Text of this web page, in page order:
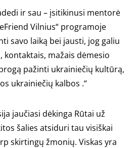
ir sau – įsitikinusi mentorė
Vilnius“ programoje
savo laiką bei jausti, jog galiu
kontaktais, mažais dėmesio
pažinti ukrainiečių kultūrą,
ukrainiečių kalbos .“
jaučiasi dėkinga Rūtai už
šalies atsiduri tau visiškai
skirtingų žmonių. Viskas yra